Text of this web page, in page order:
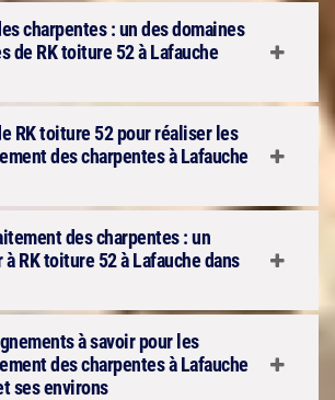
charpentes : un des domaines
de RK toiture 52 à Lafauche
RK toiture 52 pour réaliser les
des charpentes à Lafauche
des charpentes : un
RK toiture 52 à Lafauche dans
à savoir pour les
des charpentes à Lafauche
ses environs